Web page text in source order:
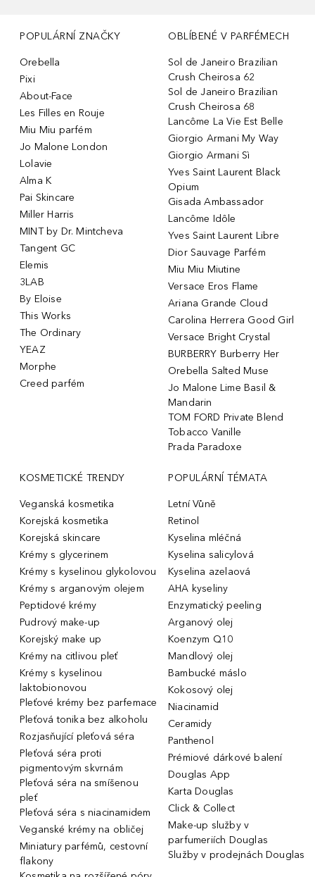
POPULÁRNÍ ZNAČKY
Orebella
Pixi
About-Face
Les Filles en Rouje
Miu Miu parfém
Jo Malone London
Lolavie
Alma K
Pai Skincare
Miller Harris
MINT by Dr. Mintcheva
Tangent GC
Elemis
3LAB
By Eloise
This Works
The Ordinary
YEAZ
Morphe
Creed parfém
OBLÍBENÉ V PARFÉMECH
Sol de Janeiro Brazilian
Crush Cheirosa 62
Sol de Janeiro Brazilian
Crush Cheirosa 68
Lancôme La Vie Est Belle
Giorgio Armani My Way
Giorgio Armani Sì
Yves Saint Laurent Black
Opium
Gisada Ambassador
Lancôme Idôle
Yves Saint Laurent Libre
Dior Sauvage Parfém
Miu Miu Miutine
Versace Eros Flame
Ariana Grande Cloud
Carolina Herrera Good Girl
Versace Bright Crystal
BURBERRY Burberry Her
Orebella Salted Muse
Jo Malone Lime Basil &
Mandarin
TOM FORD Private Blend
Tobacco Vanille
Prada Paradoxe
KOSMETICKÉ TRENDY
Veganská kosmetika
Korejská kosmetika
Korejská skincare
Krémy s glycerinem
Krémy s kyselinou glykolovou
Krémy s arganovým olejem
Peptidové krémy
Pudrový make-up
Korejský make up
Krémy na citlivou pleť
Krémy s kyselinou
laktobionovou
Pleťové krémy bez parfemace
Pleťová tonika bez alkoholu
Rozjasňující pleťová séra
Pleťová séra proti
pigmentovým skvrnám
Pleťová séra na smíšenou
pleť
Pleťová séra s niacinamidem
Veganské krémy na obličej
Miniatury parfémů, cestovní
flakony
POPULÁRNÍ TÉMATA
Letní Vůně
Retinol
Kyselina mléčná
Kyselina salicylová
Kyselina azelaová
AHA kyseliny
Enzymatický peeling
Arganový olej
Koenzym Q10
Mandlový olej
Bambucké máslo
Kokosový olej
Niacinamid
Ceramidy
Panthenol
Prémiové dárkové balení
Douglas App
Karta Douglas
Click & Collect
Make-up služby v
parfumeriích Douglas
Služby v prodejnách Douglas